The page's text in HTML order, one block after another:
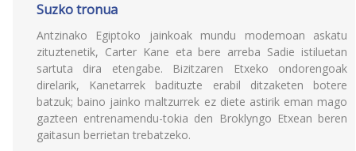
Suzko tronua
Antzinako Egiptoko jainkoak mundu modemoan askatu
zituztenetik, Carter Kane eta bere arreba Sadie istiluetan
sartuta dira etengabe. Bizitzaren Etxeko ondorengoak
direlarik, Kanetarrek badituzte erabil ditzaketen botere
batzuk; baino jainko maltzurrek ez diete astirik eman mago
gazteen entrenamendu-tokia den Broklyngo Etxean beren
gaitasun berrietan trebatzeko.